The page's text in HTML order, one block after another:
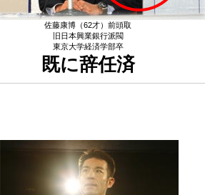
佐藤康博（62才）前頭取
旧日本興業銀行派閥
東京大学経済学部卒
既に辞任済